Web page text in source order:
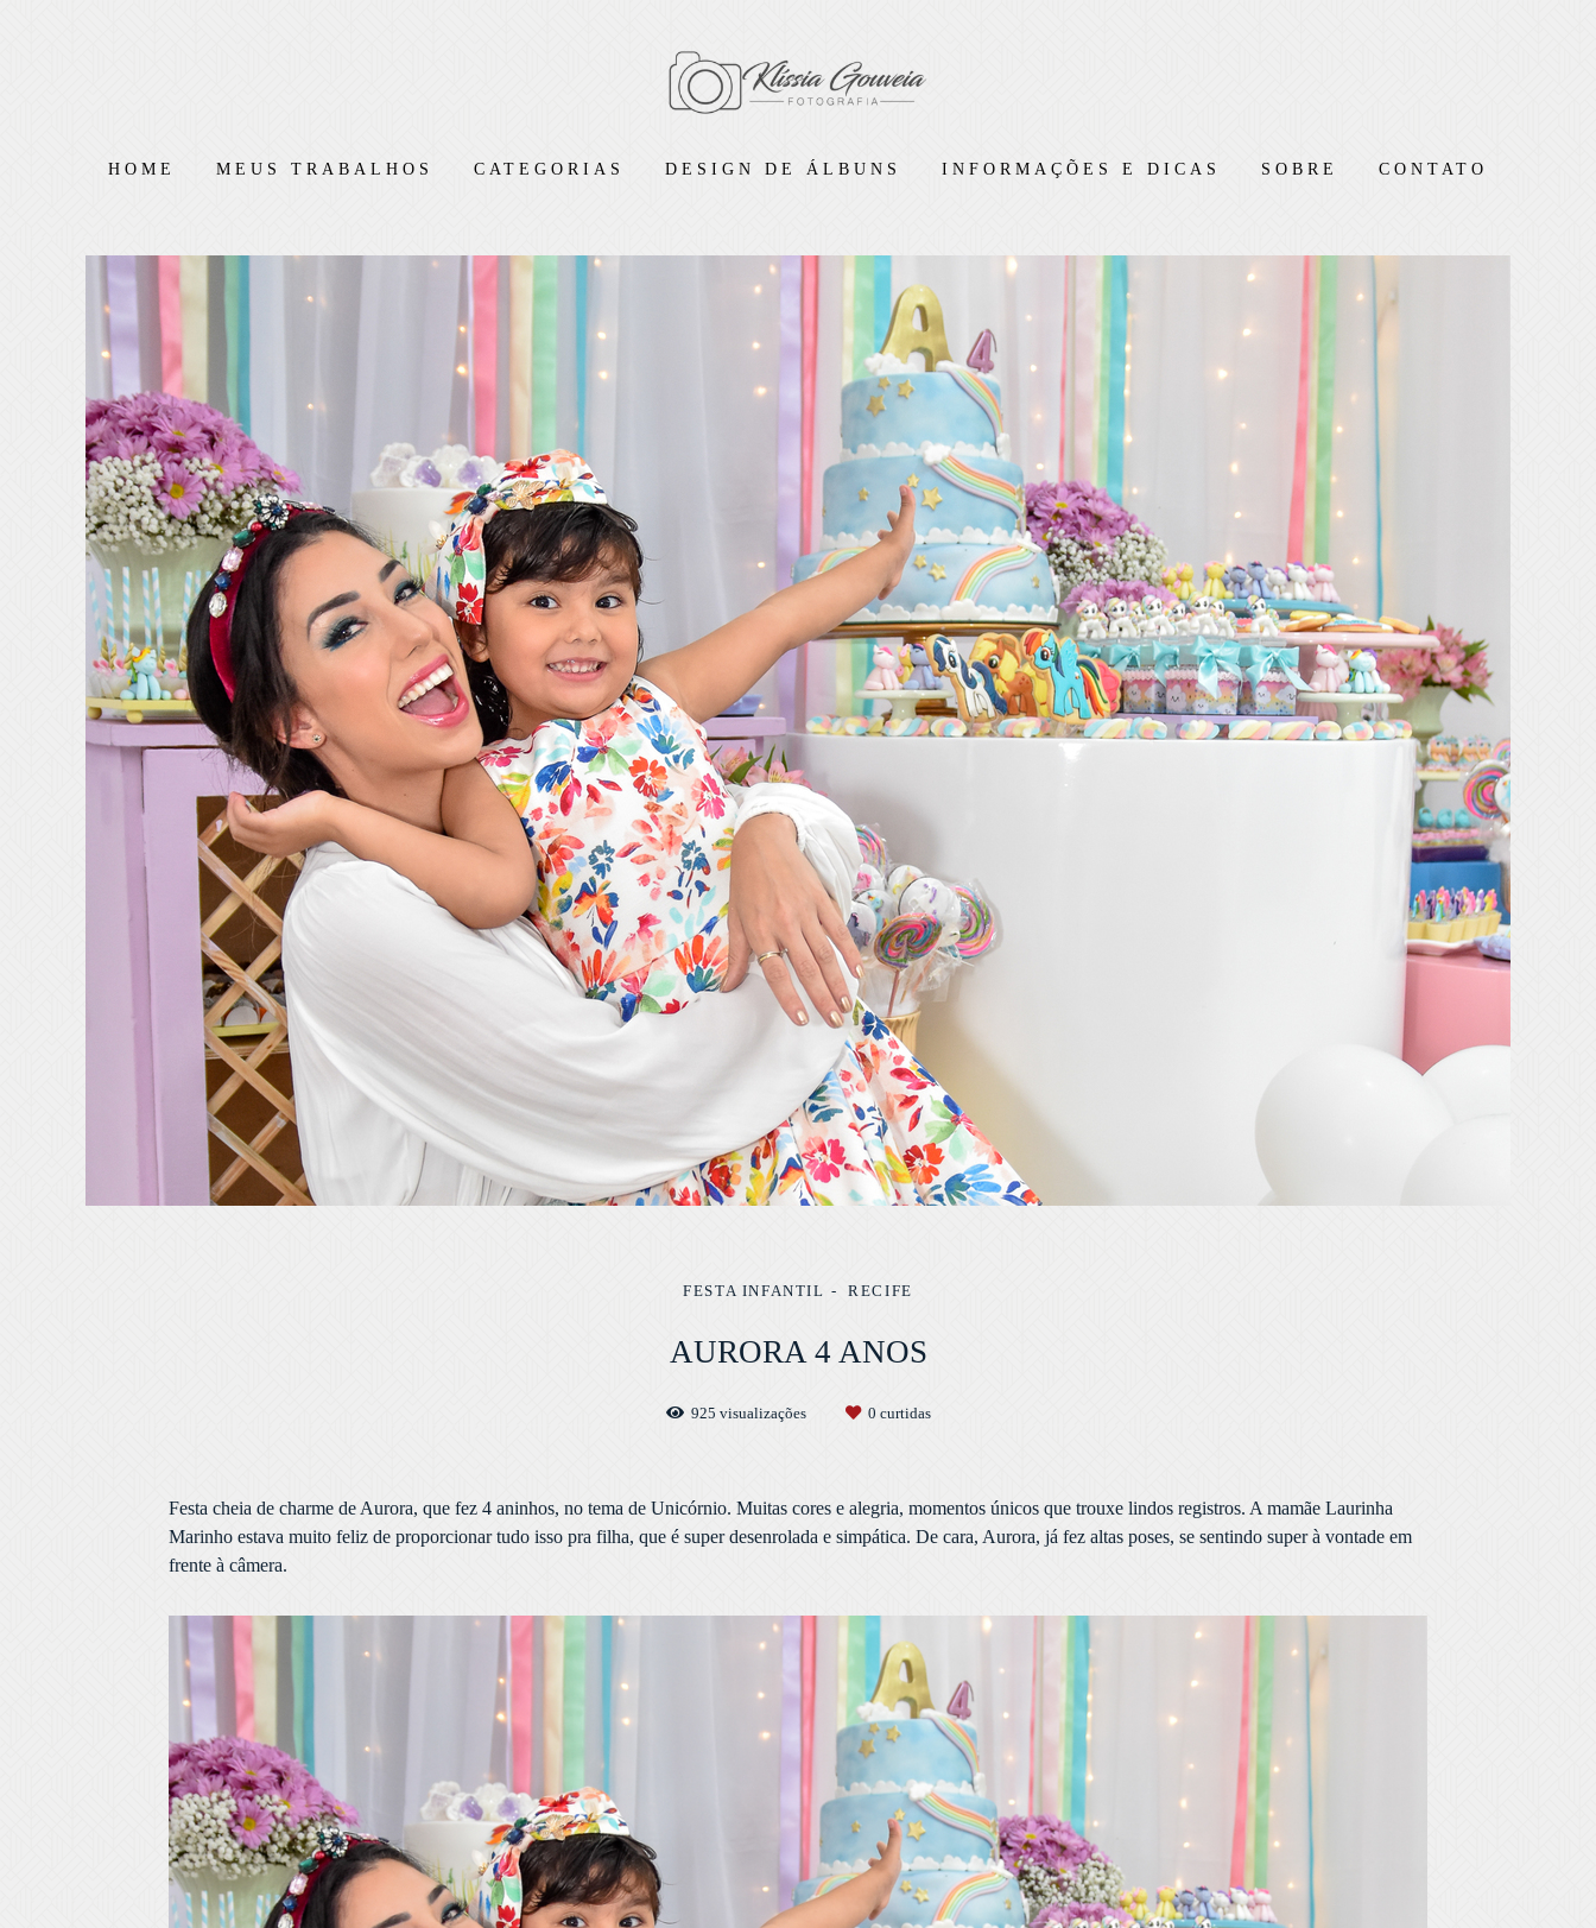
HOME MEUS TRABALHOS CATEGORIAS DESIGN DE ÁLBUNS INFORMAÇÕES E DICAS SOBRE CONTATO
FESTA INFANTIL RECIFE
AURORA 4 ANOS
925 visualizações 0 curtidas
Festa cheia de charme de Aurora, que fez 4 aninhos, no tema de Unicórnio. Muitas cores e alegria, momentos únicos que trouxe lindos registros. A mamãe Laurinha
Marinho estava muito feliz de proporcionar tudo isso pra filha, que é super desenrolada e simpática. De cara, Aurora, já fez altas poses, se sentindo super à vontade em
frente à câmera.